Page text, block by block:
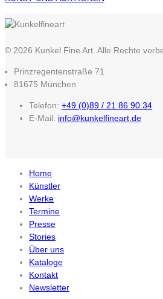
© 2026 Kunkel Fine Art. Alle Rechte
Prinzregentenstraße 71
81675 München
Telefon: +49 (0)89 / 21 86 90 34
E-Mail: info@kunkelfineart.de
Home
Künstler
Werke
Termine
Presse
Stories
Über uns
Kataloge
Kontakt
Newsletter